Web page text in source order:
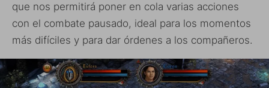
que nos permitirá poner en cola varias acciones
con el combate pausado, ideal para los momentos
más difíciles y para dar órdenes a los compañeros.